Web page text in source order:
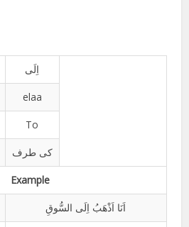
اِلَی
elaa
To
کی طرف
Example
اَنَا اَذْھَبُ اِلَی السُّوقِ